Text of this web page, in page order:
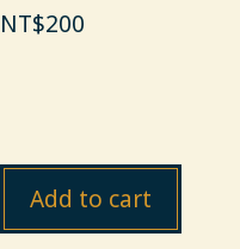
NT$200
Add to cart